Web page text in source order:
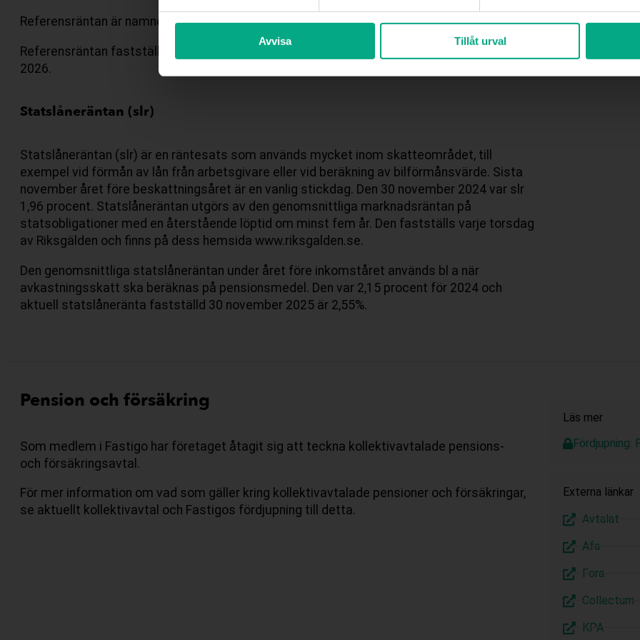
Avvisa Tillåt urval
Referensräntan är namnet på den ränta som den 1 juli 2002 ersatte diskontot.
Referensräntan fastställs halvårsvis av Riksbanken och är 2,0 procent första halvåret
2026.
Statslåneräntan (slr)
Statslåneräntan (slr) är en räntesats som används mycket inom skatteområdet, till
exempel vid förmån av lån från arbetsgivare eller vid beräkning av bilförmånsvärde. Sista
november året före beskattningsåret är en vanlig stickdag. Den 30 november 2024 var slr
1,96 procent. Statslåneräntan utgörs av den genomsnittliga marknadsräntan på
statsobligationer med en återstående löptid om minst fem år. Den fastställs varje torsdag
av Riksgälden och finns på dess hemsida www.riksgalden.se.
Den genomsnittliga statslåneräntan under året före inkomståret används bl a när
avkastningsskatt ska beräknas på pensionsmedel. Den var 2,15 procent för 2024 och
aktuell statslåneränta fastställd 30 november 2025 är 2,55%.
Pension och försäkring
Som medlem i Fastigo har företaget åtagit sig att teckna kollektivavtalade pensions-
och försäkringsavtal.
För mer information om vad som gäller kring kollektivavtalade pensioner och försäkringar,
se aktuellt kollektivavtal och Fastigos fördjupning till detta.
Läs mer
Fördjupning:
Externa länkar
Avtalat
Afa
Fora
Collectum
KPA